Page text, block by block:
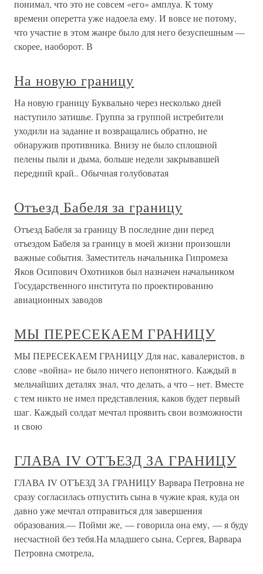
понимал, что это не совсем «его» амплуа. К тому
времени оперетта уже надоела ему. И вовсе не потому,
что участие в этом жанре было для него безуспешным —
скорее, наоборот. В
На новую границу
На новую границу Буквально через несколько дней
наступило затишье. Группа за группой истребители
уходили на задание и возвращались обратно, не
обнаружив противника. Внизу не было сплошной
пелены пыли и дыма, больше недели закрывавшей
передний край.. Обычная голубоватая
Отъезд Бабеля за границу
Отъезд Бабеля за границу В последние дни перед
отъездом Бабеля за границу в моей жизни произошли
важные события. Заместитель начальника Гипромеза
Яков Осипович Охотников был назначен начальником
Государственного института по проектированию
авиационных заводов
МЫ ПЕРЕСЕКАЕМ ГРАНИЦУ
МЫ ПЕРЕСЕКАЕМ ГРАНИЦУ Для нас, кавалеристов, в
слове «война» не было ничего непонятного. Каждый в
мельчайших деталях знал, что делать, а что – нет. Вместе
с тем никто не имел представления, каков будет первый
шаг. Каждый солдат мечтал проявить свои возможности
и свою
ГЛАВА IV ОТЪЕЗД ЗА ГРАНИЦУ
ГЛАВА IV ОТЪЕЗД ЗА ГРАНИЦУ Варвара Петровна не
сразу согласилась отпустить сына в чужие края, куда он
давно уже мечтал отправиться для завершения
образования.— Пойми же, — говорила она ему, — я буду
несчастной без тебя.На младшего сына, Сергея, Варвара
Петровна смотрела,